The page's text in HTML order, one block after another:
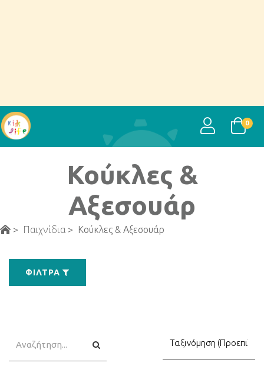
USER 0
Κούκλες &
Αξεσουάρ
> Παιχνίδια > Κούκλες & Αξεσουάρ
ΦΊΛΤΡΑ
Αναζήτηση